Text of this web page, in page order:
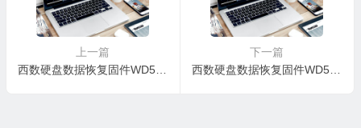
上一篇
西数硬盘数据恢复固件WD5000LMVW-11VEDS0-01.01A01-WD-WX11A2366431-0005000T
下一篇
西数硬盘数据恢复固件WD5000LPLX-08ZNTT0-02.01A02-WD-WXM1A1696YRS-00050052